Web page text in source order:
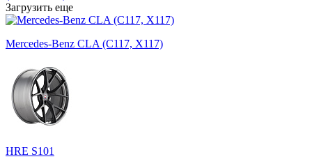
Загрузить еще
Mercedes-Benz CLA (C117, X117)
HRE S101